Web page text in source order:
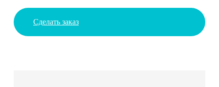
Сделать заказ